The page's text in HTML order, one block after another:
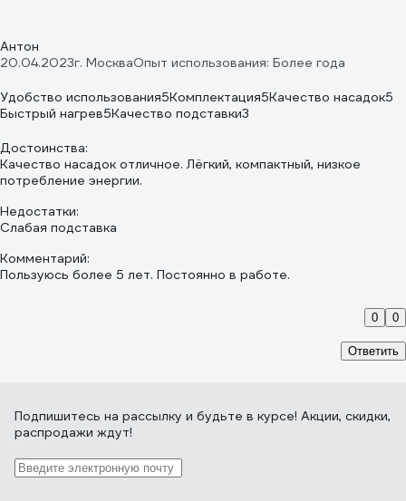
Антон
20.04.2023г. МоскваОпыт использования: Более года
Удобство использования5Комплектация5Качество насадок5
Быстрый нагрев5Качество подставки3
Достоинства:
Качество насадок отличное. Лёгкий, компактный, низкое
потребление энергии.
Недостатки:
Слабая подставка
Комментарий:
Пользуюсь более 5 лет. Постоянно в работе.
Ответить
0 0
Подпишитесь на рассылку и будьте в курсе! Акции, скидки,
распродажи ждут!